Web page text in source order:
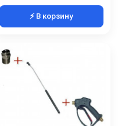
⚡ В корзину